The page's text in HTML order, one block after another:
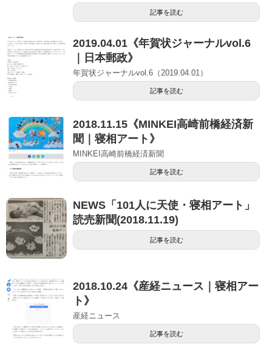
記事を読む
2019.04.01《年賀状ジャーナルvol.6
｜日本郵政》
年賀状ジャーナルvol.6（2019.04.01）
記事を読む
2018.11.15《MINKEI高崎前橋経済新
聞｜寝相アート》
MINKEI高崎前橋経済新聞
記事を読む
NEWS「101人に天使・寝相アート」
読売新聞(2018.11.19)
記事を読む
2018.10.24《産経ニュース｜寝相アー
ト》
産経ニュース
記事を読む